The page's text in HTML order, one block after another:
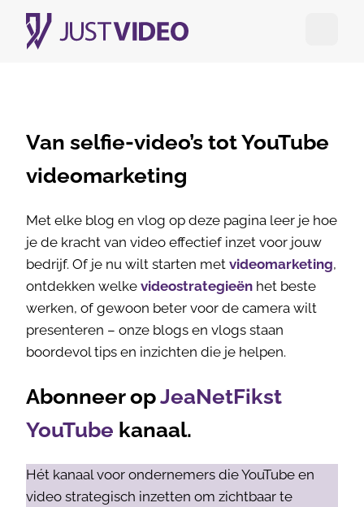
Van selfie-video’s tot YouTube
videomarketing
Met elke blog en vlog op deze pagina leer je hoe
je de kracht van video effectief inzet voor jouw
bedrijf. Of je nu wilt starten met videomarketing,
ontdekken welke videostrategieën het beste
werken, of gewoon beter voor de camera wilt
presenteren – onze blogs en vlogs staan
boordevol tips en inzichten die je helpen.
Abonneer opJeaNetFikst
YouTube kanaal.
Hét kanaal voor ondernemers die YouTube en
video strategisch inzetten om zichtbaar te